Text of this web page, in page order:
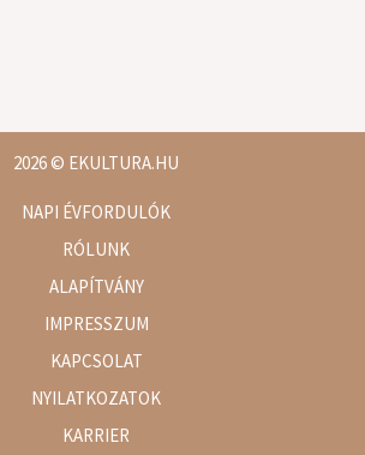
2026© EKULTURA.HU
NAPI ÉVFORDULÓK
RÓLUNK
ALAPÍTVÁNY
IMPRESSZUM
KAPCSOLAT
NYILATKOZATOK
KARRIER